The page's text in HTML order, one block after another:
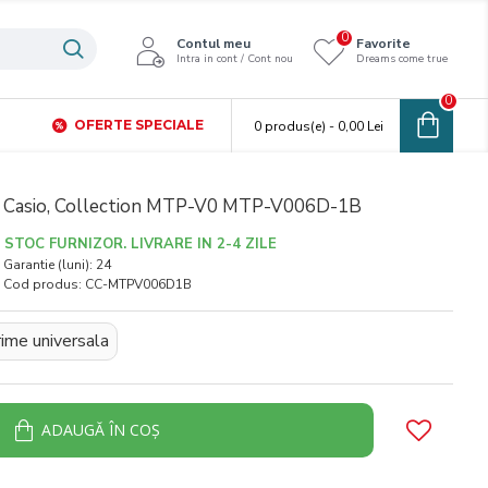
Contul meu
Intra in cont / Cont nou
Favorite
Dreams come true
0
OFERTE SPECIALE 0 produs(e) - 0,00 Lei
0
Casio, Collection MTP-V0 MTP-V006D-1B
STOC FURNIZOR. LIVRARE IN 2-4 ZILE
Garantie (luni): 24
Cod produs: CC-MTPV006D1B
universala
ADAUGĂ ÎN COŞ